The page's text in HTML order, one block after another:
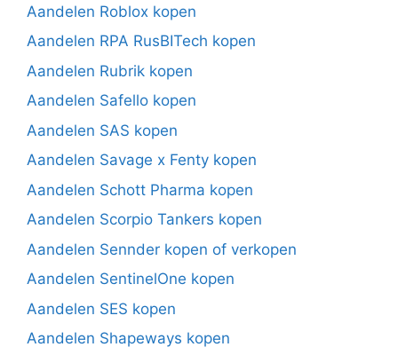
Aandelen Roblox kopen
Aandelen RPA RusBITech kopen
Aandelen Rubrik kopen
Aandelen Safello kopen
Aandelen SAS kopen
Aandelen Savage x Fenty kopen
Aandelen Schott Pharma kopen
Aandelen Scorpio Tankers kopen
Aandelen Sennder kopen of verkopen
Aandelen SentinelOne kopen
Aandelen SES kopen
Aandelen Shapeways kopen